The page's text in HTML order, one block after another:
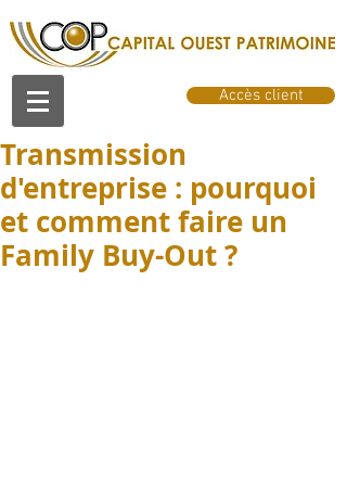
Accès client
Transmission
d'entreprise : pourquoi
et comment faire un
Family Buy-Out ?